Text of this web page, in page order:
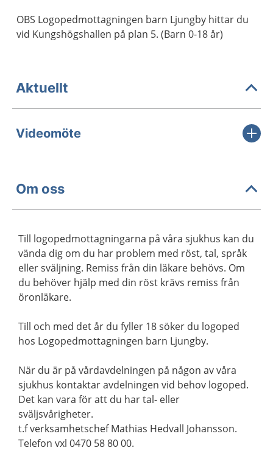
OBS Logopedmottagningen barn Ljungby hittar du
vid Kungshögshallen på plan 5. (Barn 0-18 år)
Aktuellt
Videomöte
Om oss
Till logopedmottagningarna på våra sjukhus kan du
vända dig om du har problem med röst, tal, språk
eller sväljning. Remiss från din läkare behövs. Om
du behöver hjälp med din röst krävs remiss från
öronläkare.
Till och med det år du fyller 18 söker du logoped
hos Logopedmottagningen barn Ljungby.
När du är på vårdavdelningen på någon av våra
sjukhus kontaktar avdelningen vid behov logoped.
Det kan vara för att du har tal- eller
sväljsvårigheter.
t.f verksamhetschef Mathias Hedvall Johansson.
Telefon vxl 0470 58 80 00.